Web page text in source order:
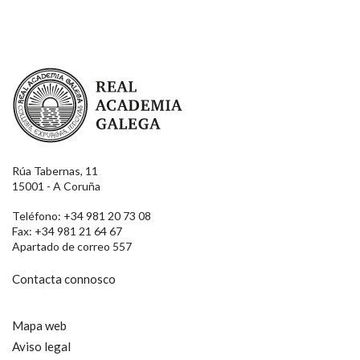
Real Academia Galega
Rúa Tabernas, 11
15001 - A Coruña
Teléfono: +34 981 20 73 08
Fax: +34 981 21 64 67
Apartado de correo 557
Contacta connosco
Mapa web
Aviso legal